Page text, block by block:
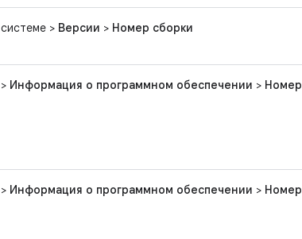
системе > Версии > Номер сборки
> Информация о программном обеспечении > Номер
> Информация о программном обеспечении > Номер